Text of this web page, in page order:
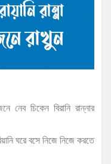
নেব চিকেন বিরানি রান্নার
ঘরে বসে নিজে নিজে করতে